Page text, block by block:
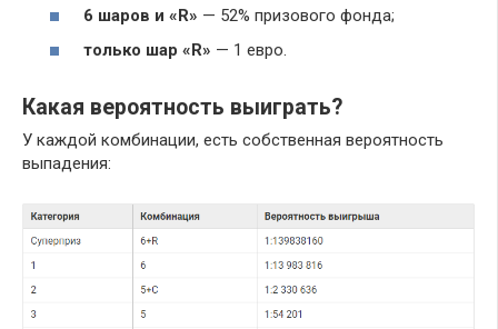
6 шаров и «R» — 52% призового фонда;
только шар «R» — 1 евро.
Какая вероятность выиграть?
У каждой комбинации, есть собственная вероятность
выпадения: